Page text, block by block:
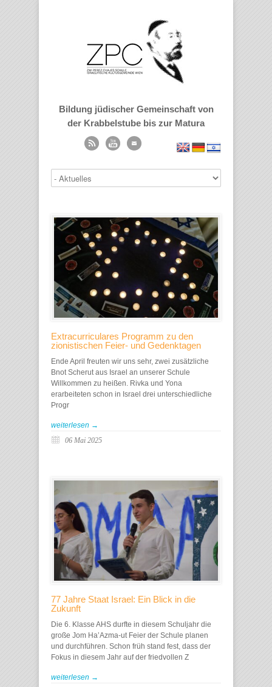
Bildung jüdischer Gemeinschaft von
der Krabbelstube bis zur Matura
Extracurriculares Programm zu den
zionistischen Feier- und Gedenktagen
Ende April freuten wir uns sehr, zwei zusätzliche
Bnot Scherut aus Israel an unserer Schule
Willkommen zu heißen. Rivka und Yona
erarbeiteten schon in Israel drei unterschiedliche
Progr
weiterlesen →
06 Mai 2025
77 Jahre Staat Israel: Ein Blick in die
Zukunft
Die 6. Klasse AHS durfte in diesem Schuljahr die
große Jom Ha’Azma-ut Feier der Schule planen
und durchführen. Schon früh stand fest, dass der
Fokus in diesem Jahr auf der friedvollen Z
weiterlesen →